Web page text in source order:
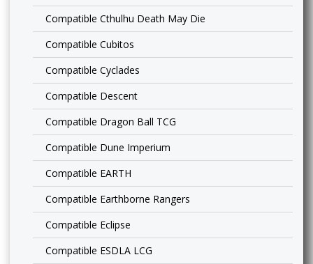
Compatible Cthulhu Death May Die
Compatible Cubitos
Compatible Cyclades
Compatible Descent
Compatible Dragon Ball TCG
Compatible Dune Imperium
Compatible EARTH
Compatible Earthborne Rangers
Compatible Eclipse
Compatible ESDLA LCG